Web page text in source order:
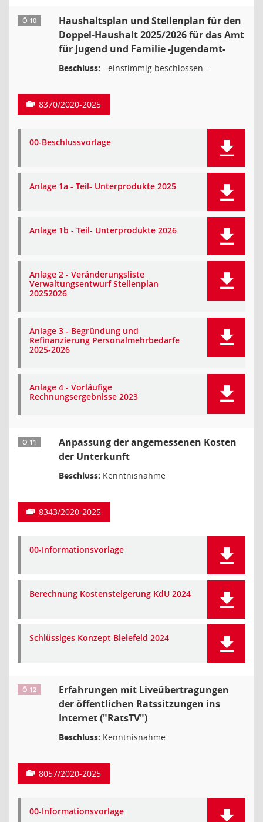
Ö 10
Haushaltsplan und Stellenplan für den
Doppel-Haushalt 2025/2026 für das Amt
für Jugend und Familie -Jugendamt-
Beschluss: - einstimmig beschlossen -
8370/2020-2025
00-Beschlussvorlage
Anlage 1a - Teil- Unterprodukte 2025
Anlage 1b - Teil- Unterprodukte 2026
Anlage 2 - Veränderungsliste
Verwaltungsentwurf Stellenplan
20252026
Anlage 3 - Begründung und
Refinanzierung Personalmehrbedarfe
2025-2026
Anlage 4 - Vorläufige
Rechnungsergebnisse 2023
Ö 11
Anpassung der angemessenen Kosten
der Unterkunft
Beschluss: Kenntnisnahme
8343/2020-2025
00-Informationsvorlage
Berechnung Kostensteigerung KdU 2024
Schlüssiges Konzept Bielefeld 2024
Ö 12
Erfahrungen mit Liveübertragungen
der öffentlichen Ratssitzungen ins
Internet ("RatsTV")
Beschluss: Kenntnisnahme
8057/2020-2025
00-Informationsvorlage